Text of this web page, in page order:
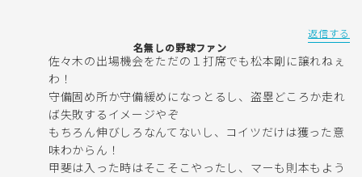
返信する
名無しの野球ファン
佐々木の出場機会をただの１打席でも松本剛に譲れねぇ
わ！
守備固め所か守備緩めになっとるし、盗塁どころか走れ
ば失敗するイメージやぞ
もちろん伸びしろなんてないし、コイツだけは獲った意
味わからん！
甲斐は入った時はそこそこやったし、マーも則本もよう